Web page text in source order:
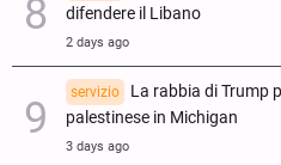
difendere il Libano
2 days ago
servizio
La rabbia di Trump
palestinese in Michigan
3 days ago